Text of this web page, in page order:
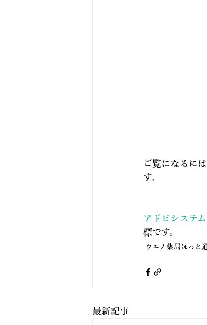
ご覧になるに
す。
アドビシステ
標です。
ウエノ薬局ほっと
最新記事